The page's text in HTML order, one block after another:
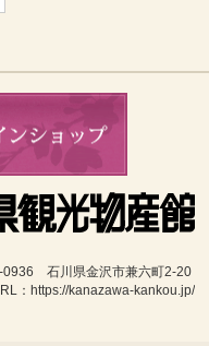
　石川県金沢市兼六町2-20
：https://kanazawa-kankou.jp/